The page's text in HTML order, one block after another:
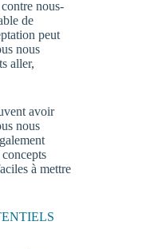
nous-
de
peut
nous
aller,
avoir
nous
à mettre